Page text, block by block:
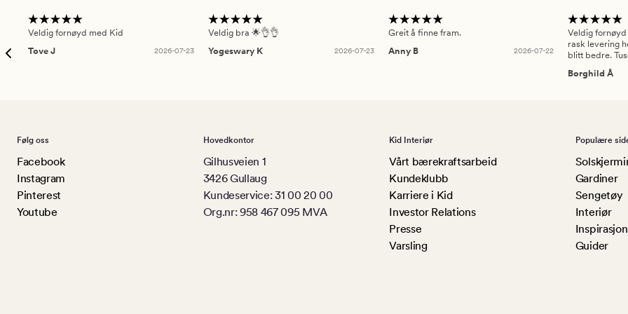
Veldig fornøyd med Kid
Tove J
2026-07-23
Veldig bra 🌟👌👌
Yogeswary K
2026-07-23
Greit å finne fram.
Anny B
2026-07-22
Veldig
rask levering
blitt bedre.
Borghild Å
Følg oss
Facebook
Instagram
Pinterest
Youtube
Hovedkontor
Gilhusveien 1
3426 Gullaug
Kundeservice: 31 00 20 00
Org.nr: 958 467 095 MVA
Kid Interiør
Vårt bærekraftsarbeid
Kundeklubb
Karriere i Kid
Investor Relations
Presse
Varsling
Populære
Gardiner
Sengetøy
Interiør
Inspirasjon
Guider